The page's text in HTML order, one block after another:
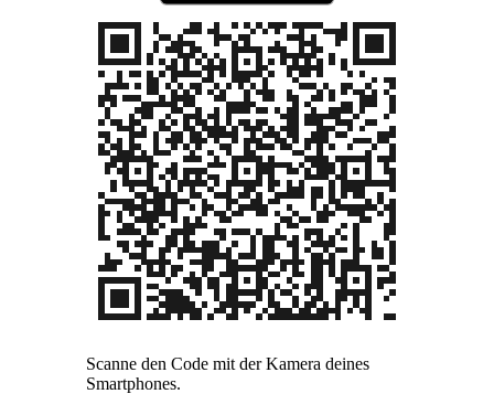
Scanne den Code mit der Kamera deines
Smartphones.